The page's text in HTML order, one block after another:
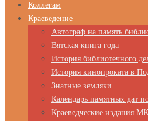
Коллегам
Краеведение
Автограф на память
Вятская книга года
История библиотечного
История кинопроката в
Знатные земляки
Календарь памятных дат
Краеведческие издания